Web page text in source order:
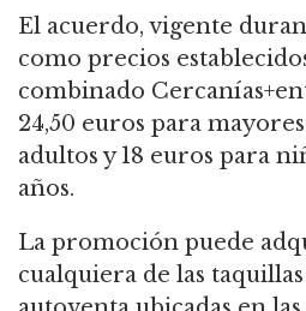
El acuerdo, vigente
como precios
combinado
24,50 euros para mayores
adultos y 18 euros para
años.
La promoción puede
cualquiera de las